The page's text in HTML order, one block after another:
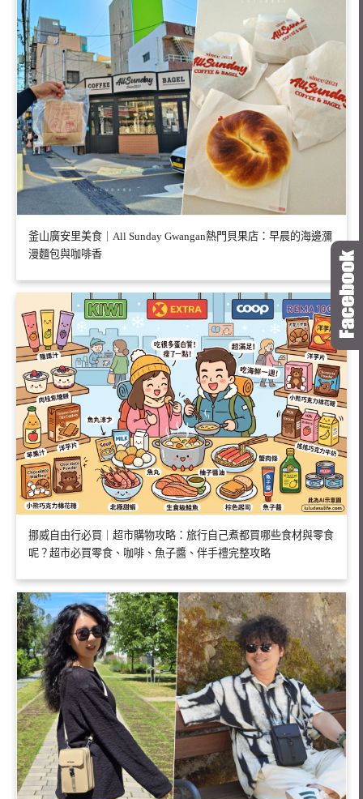
釜山廣安里美食｜All Sunday Gwangan熱門貝果店：早晨的海邊瀰
漫麵包與咖啡香
挪威自由行必買｜超市購物攻略：旅行自己煮都買哪些食材與零食
呢？超市必買零食、咖啡、魚子醬、伴手禮完整攻略